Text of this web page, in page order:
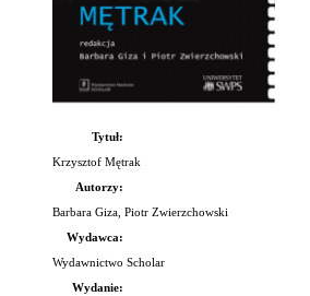
Tytuł:
Krzysztof Mętrak
Autorzy:
Barbara Giza, Piotr Zwierzchowski
Wydawca:
Wydawnictwo Scholar
Wydanie: